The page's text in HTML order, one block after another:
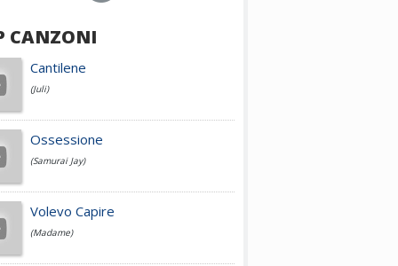
Achille Lauro
Cesare Cremonini
Jovanotti
CANZONI
Cantilene
(Juli)
Ossessione
(Samurai Jay)
Volevo Capire
(Madame)